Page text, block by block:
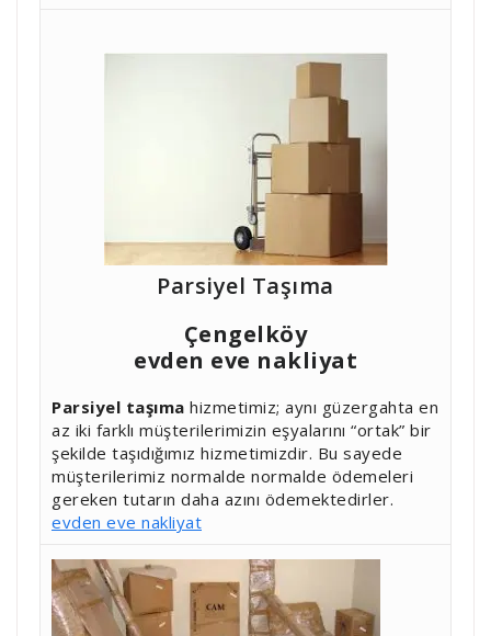
Parsiyel Taşıma
Çengelköy
evden eve nakliyat
Parsiyel taşıma hizmetimiz; aynı güzergahta en
az iki farklı müşterilerimizin eşyalarını “ortak” bir
şekilde taşıdığımız hizmetimizdir. Bu sayede
müşterilerimiz normalde normalde ödemeleri
gereken tutarın daha azını ödemektedirler.
evden eve nakliyat